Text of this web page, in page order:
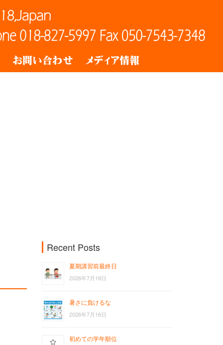
お問い合わせ メディア情報
Recent Posts
夏期講習前最終日
2026年7月18日
暑さに負けるな
2026年7月16日
初めての学年順位